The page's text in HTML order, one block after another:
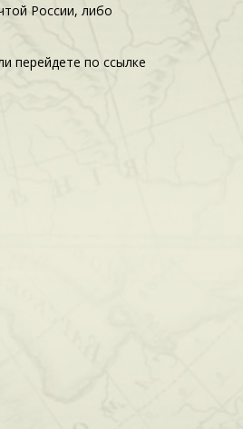
России, либо
перейдете по ссылке